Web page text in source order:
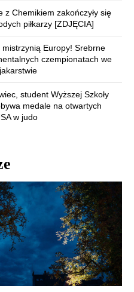
z Chemikiem zakończyły się
piłkarzy [ZDJĘCIA]
mistrzynią Europy! Srebrne
czempionatach we
student Wyższej Szkoły
medale na otwartych
w judo